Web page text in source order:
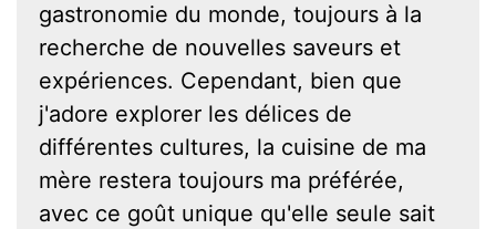
gastronomie du monde, toujours à la
recherche de nouvelles saveurs et
expériences. Cependant, bien que
j'adore explorer les délices de
différentes cultures, la cuisine de ma
mère restera toujours ma préférée,
avec ce goût unique qu'elle seule sait